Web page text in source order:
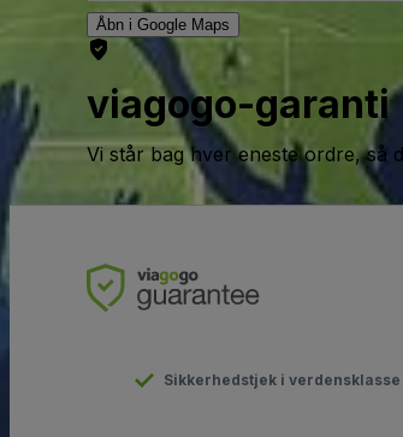
Åbn i Google Maps
viagogo-garanti
Vi står bag hver eneste ordre, så
Sikkerhedstjek i verdensklasse